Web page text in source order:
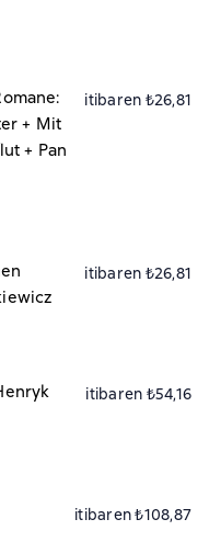
+ Mit
+ Pan
itibaren ₺26,81
itibaren ₺26,81
itibaren ₺54,16
itibaren ₺108,87